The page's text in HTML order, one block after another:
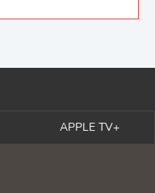
APPLE TV+